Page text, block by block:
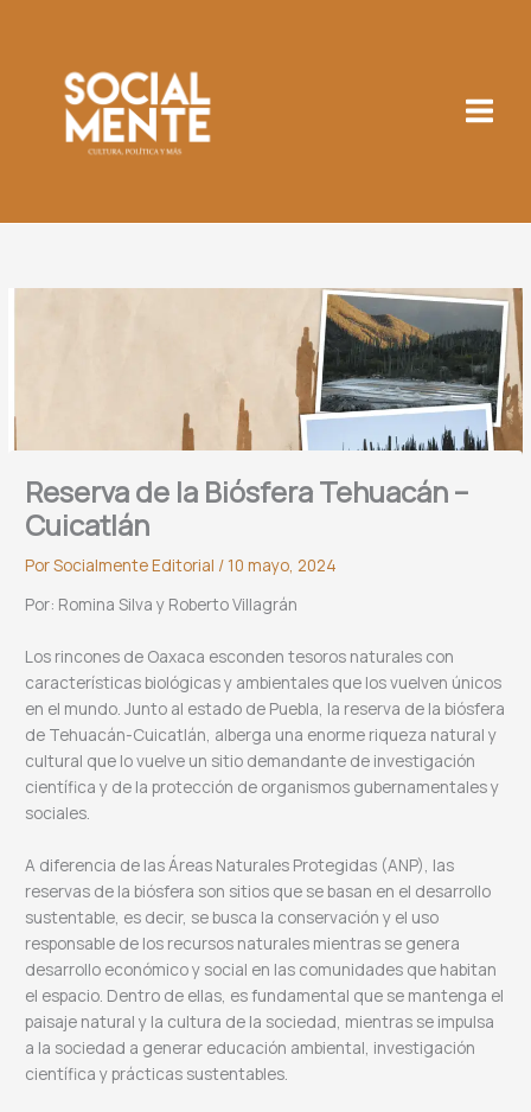
Reserva de la Biósfera Tehuacán –
Cuicatlán
PorSocialmente Editorial / 10 mayo, 2024
Por: Romina Silva y Roberto Villagrán
Los rincones de Oaxaca esconden tesoros naturales con
características biológicas y ambientales que los vuelven únicos
en el mundo. Junto al estado de Puebla, la reserva de la biósfera
de Tehuacán-Cuicatlán, alberga una enorme riqueza natural y
cultural que lo vuelve un sitio demandante de investigación
científica y de la protección de organismos gubernamentales y
sociales.
A diferencia de las Áreas Naturales Protegidas (ANP), las
reservas de la biósfera son sitios que se basan en el desarrollo
sustentable, es decir, se busca la conservación y el uso
responsable de los recursos naturales mientras se genera
desarrollo económico y social en las comunidades que habitan
el espacio. Dentro de ellas, es fundamental que se mantenga el
paisaje natural y la cultura de la sociedad, mientras se impulsa
a la sociedad a generar educación ambiental, investigación
científica y prácticas sustentables.